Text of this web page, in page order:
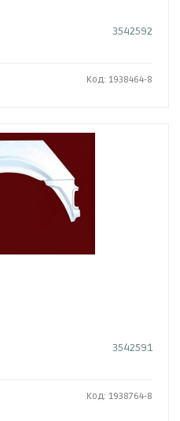
3542592
Код: 1938464-8
3542591
Код: 1938764-8